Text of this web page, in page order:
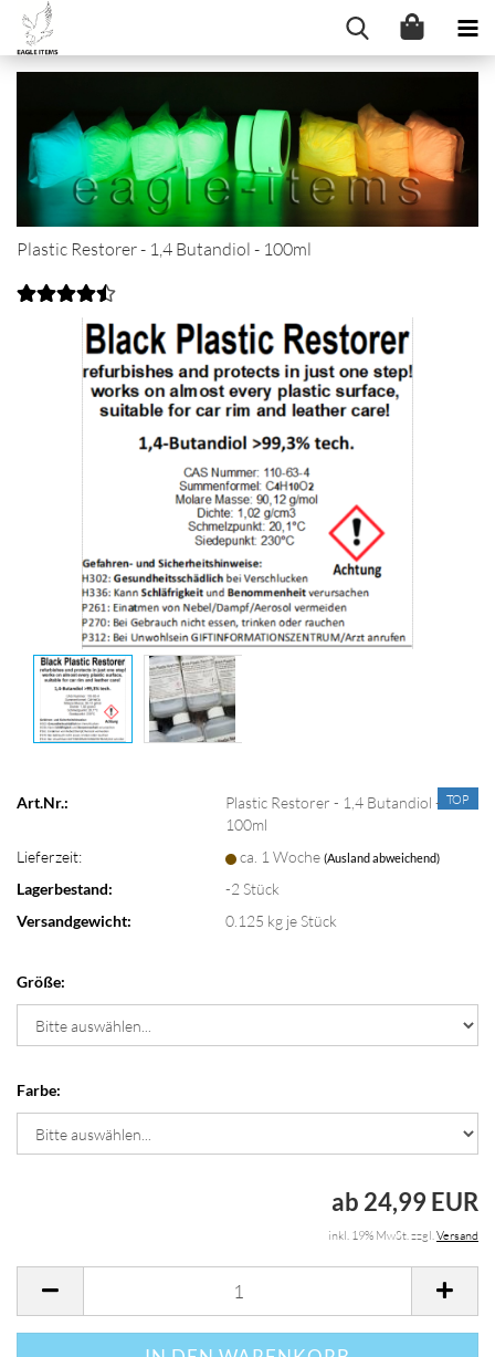
Plastic Restorer - 1,4 Butandiol - 100ml
TOP
Art.Nr.:
Plastic Restorer - 1,4 Butandiol -
100ml
Lieferzeit:
ca. 1 Woche(Ausland abweichend)
Lagerbestand: -2Stück
Versandgewicht:
0.125 kg je Stück
Größe:
Farbe:
ab 24,99 EUR
inkl. 19% MwSt. zzgl.Versand